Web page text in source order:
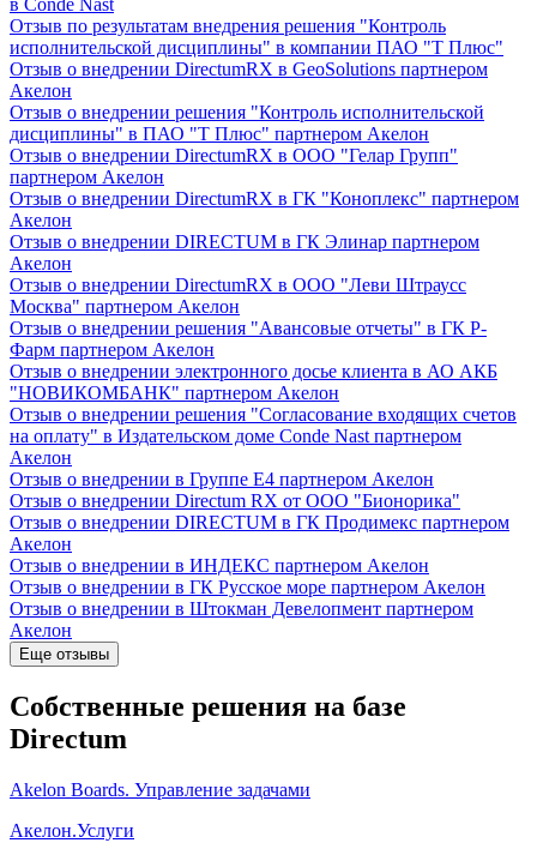
в Conde Nast
Отзыв по результатам внедрения решения "Контроль
исполнительской дисциплины" в компании ПАО "Т Плюс"
Отзыв о внедрении DirectumRX в GeoSolutions партнером
Акелон
Отзыв о внедрении решения "Контроль исполнительской
дисциплины" в ПАО "Т Плюс" партнером Акелон
Отзыв о внедрении DirectumRX в ООО "Гелар Групп"
партнером Акелон
Отзыв о внедрении DirectumRX в ГК "Коноплекс" партнером
Акелон
Отзыв о внедрении DIRECTUM в ГК Элинар партнером
Акелон
Отзыв о внедрении DirectumRX в ООО "Леви Штраусс
Москва" партнером Акелон
Отзыв о внедрении решения "Авансовые отчеты" в ГК Р-
Фарм партнером Акелон
Отзыв о внедрении электронного досье клиента в АО АКБ
"НОВИКОМБАНК" партнером Акелон
Отзыв о внедрении решения "Согласование входящих счетов
на оплату" в Издательском доме Conde Nast партнером
Акелон
Отзыв о внедрении в Группе Е4 партнером Акелон
Отзыв о внедрении Directum RX от ООО "Бионорика"
Отзыв о внедрении DIRECTUM в ГК Продимекс партнером
Акелон
Отзыв о внедрении в ИНДЕКС партнером Акелон
Отзыв о внедрении в ГК Русское море партнером Акелон
Отзыв о внедрении в Штокман Девелопмент партнером
Акелон
Еще отзывы
Собственные решения на базе
Directum
Akelon Boards. Управление задачами
Акелон.Услуги